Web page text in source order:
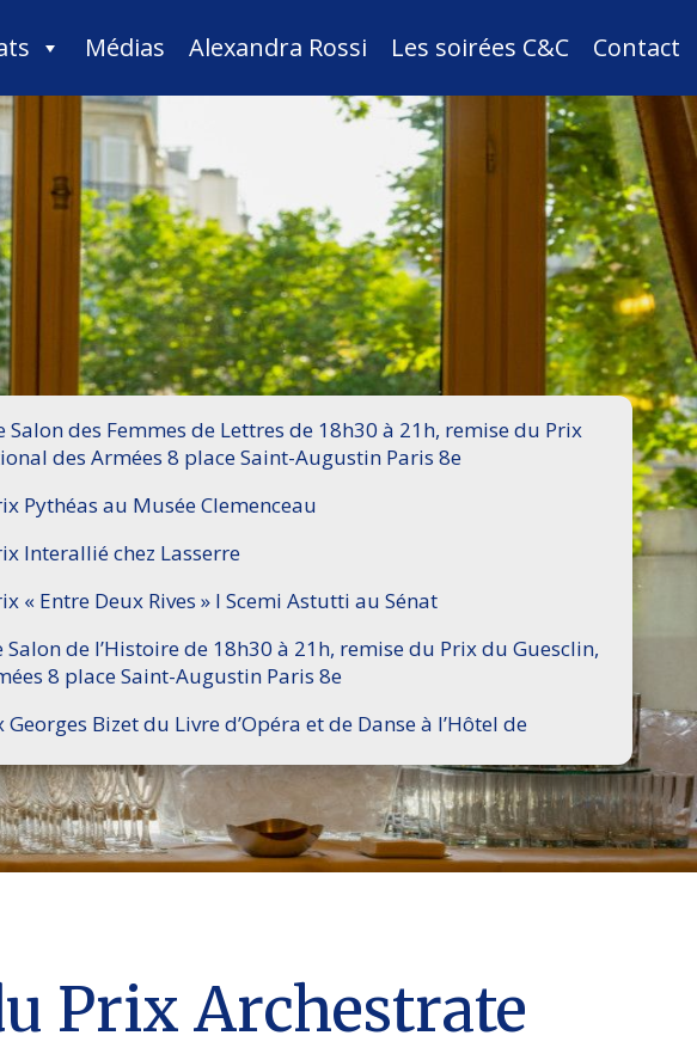
Médias Alexandra Rossi Les soirées C&C Contact
Salon des Femmes de Lettres de 18h30 à 21h, remise du Prix
des Armées 8 place Saint-Augustin Paris 8e
Pythéas au Musée Clemenceau
Interallié chez Lasserre
« Entre Deux Rives » I Scemi Astutti au Sénat
Salon de l’Histoire de 18h30 à 21h, remise du Prix du Guesclin,
8 place Saint-Augustin Paris 8e
Bizet du Livre d’Opéra et de Danse à l’Hôtel de
Prix Archestrate